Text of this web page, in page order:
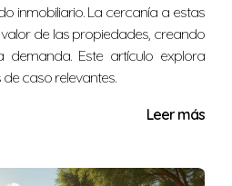
inmobiliario. La cercanía a estas
de las propiedades, creando
demanda. Este artículo explora
caso relevantes.
Leer más